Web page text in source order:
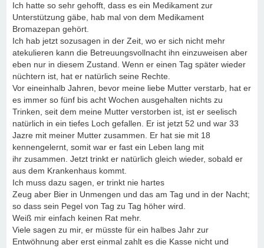
Ich hatte so sehr gehofft, dass es ein Medikament zur
Unterstützung gäbe, hab mal von dem Medikament
Bromazepan gehört.
Ich hab jetzt sozusagen in der Zeit, wo er sich nicht mehr
atekulieren kann die Betreuungsvollnacht ihn einzuweisen aber
eben nur in diesem Zustand. Wenn er einen Tag später wieder
nüchtern ist, hat er natürlich seine Rechte.
Vor eineinhalb Jahren, bevor meine liebe Mutter verstarb, hat er
es immer so fünf bis acht Wochen ausgehalten nichts zu
Trinken, seit dem meine Mutter verstorben ist, ist er seelisch
natürlich in ein tiefes Loch gefallen. Er ist jetzt 52 und war 33
Jazre mit meiner Mutter zusammen. Er hat sie mit 18
kennengelernt, somit war er fast ein Leben lang mit
ihr zusammen. Jetzt trinkt er natürlich gleich wieder, sobald er
aus dem Krankenhaus kommt.
Ich muss dazu sagen, er trinkt nie hartes
Zeug aber Bier in Unmengen und das am Tag und in der Nacht;
so dass sein Pegel von Tag zu Tag höher wird.
Weiß mir einfach keinen Rat mehr.
Viele sagen zu mir, er müsste für ein halbes Jahr zur
Entwöhnung aber erst einmal zahlt es die Kasse nicht und